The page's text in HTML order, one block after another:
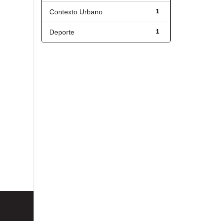
1
Contexto Urbano
1
Deporte